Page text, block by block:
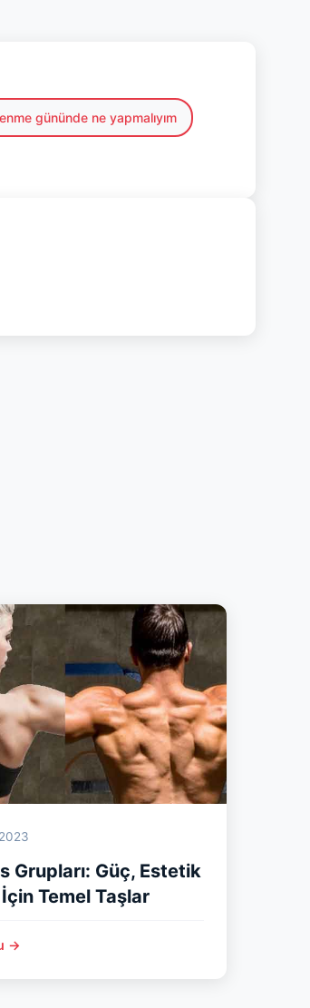
gününde ne yapmalıyım
Grupları: Güç, Estetik
Temel Taşlar
→